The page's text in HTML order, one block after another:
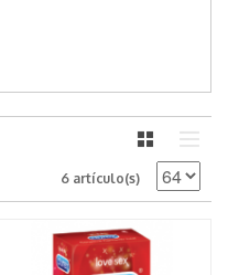
6 artículo(s)